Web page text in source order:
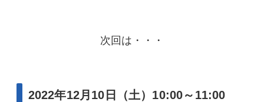
次回は・・・
2022年12月10日（土）10:00～11:00